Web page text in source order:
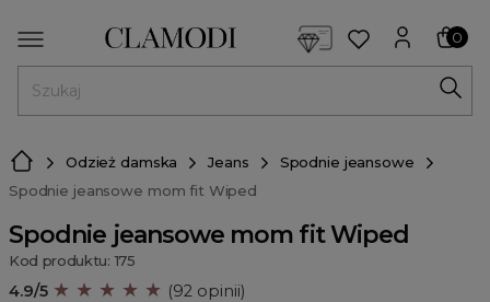
0
Odzież damska Jeans
Spodnie jeansowe
Spodnie jeansowe mom fit Wiped
Spodnie jeansowe mom fit Wiped
Kod produktu: 175
4.9/5 ★ ★ ★ ★ ★ (92 opinii)